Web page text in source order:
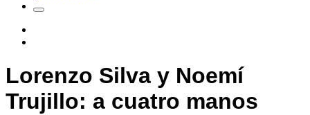
Lorenzo Silva y Noemí
Trujillo: a cuatro manos